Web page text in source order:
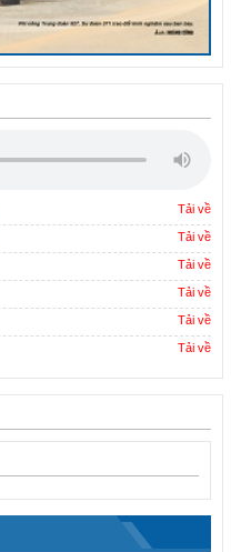
Tải về
Tải về
Tải về
Tải về
Tải về
Tải về